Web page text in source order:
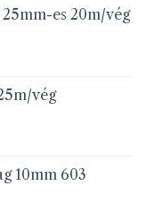
es 20m/vég
vég
10mm 603